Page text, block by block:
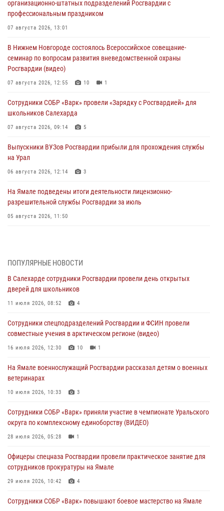
организационно-штатных подразделений Росгвардии с
профессиональным праздником
07 августа 2026, 13:01
В Нижнем Новгороде состоялось Всероссийское совещание-
семинар по вопросам развития вневедомственной охраны
Росгвардии (видео)
07 августа 2026, 12:55 10 1
Сотрудники СОБР «Варк» провели «Зарядку с Росгвардией» для
школьников Салехарда
07 августа 2026, 09:14 5
Выпускники ВУЗов Росгвардии прибыли для прохождения службы
на Урал
06 августа 2026, 12:14 3
На Ямале подведены итоги деятельности лицензионно-
разрешительной службы Росгвардии за июль
05 августа 2026, 11:50
03 августа 2026, 07:21 2
Генерал-полковник Юрий Аверин выступил на Всероссийском
молодёжном образовательном форуме «Территория смыслов»
03 августа 2026, 06:54
Директор Росгвардии Герой России генерал армии Виктор Золотов
поздравил специалистов подразделений тыла с профессиональным
праздником
Сотрудники СОБР «Варк» повышают боевое мастерство на Ямале
30 июля 2026, 09:34 1
Офицеры спецназа Росгвардии провели практическое занятие для
сотрудников прокуратуры на Ямале
29 июля 2026, 10:42 4
ПОПУЛЯРНЫЕ НОВОСТИ
В Салехарде сотрудники Росгвардии провели день открытых
дверей для школьников
11 июля 2026, 08:52 4
Сотрудники спецподразделений Росгвардии и ФСИН провели
совместные учения в арктическом регионе (видео)
16 июля 2026, 12:30 10 1
На Ямале военнослужащий Росгвардии рассказал детям о военных
ветеринарах
10 июля 2026, 10:33 3
Сотрудники СОБР «Варк» приняли участие в чемпионате Уральского
округа по комплексному единоборству (ВИДЕО)
28 июля 2026, 05:28 1
Офицеры спецназа Росгвардии провели практическое занятие для
сотрудников прокуратуры на Ямале
29 июля 2026, 10:42 4
Сотрудники СОБР «Варк» повышают боевое мастерство на Ямале